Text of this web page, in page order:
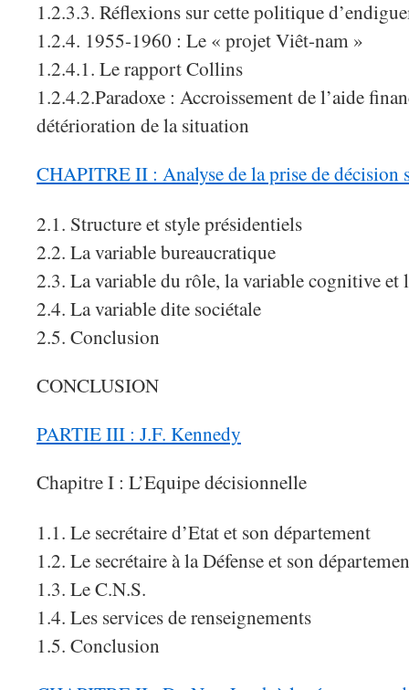
1.2.3.3. Réflexions sur cette politique
1.2.4. 1955-1960 : Le « projet Viêt-nam »
1.2.4.1. Le rapport Collins
1.2.4.2.Paradoxe : Accroissement de l’aide
détérioration de la situation
CHAPITRE II : Analyse de la prise de décision
2.1. Structure et style présidentiels
2.2. La variable bureaucratique
2.3. La variable du rôle, la variable cognitive et
2.4. La variable dite sociétale
2.5. Conclusion
CONCLUSION
PARTIE III : J.F. Kennedy
Chapitre I : L’Equipe décisionnelle
1.1. Le secrétaire d’Etat et son département
1.2. Le secrétaire à la Défense et son
1.3. Le C.N.S.
1.4. Les services de renseignements
1.5. Conclusion